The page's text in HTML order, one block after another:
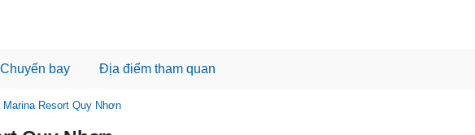
Chuyến bay Địa điểm tham quan
Marina Resort Quy Nhơn